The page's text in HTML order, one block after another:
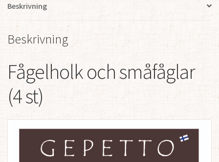
Beskrivning
Beskrivning
Fågelholk och småfåglar
(4 st)